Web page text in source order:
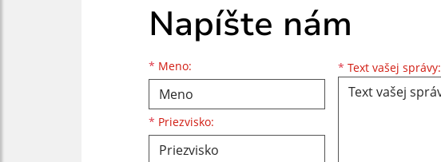
Napíšte nám
* Meno:
Meno
* Priezvisko:
Priezvisko
E-mailová adresa * Text vašej správy: